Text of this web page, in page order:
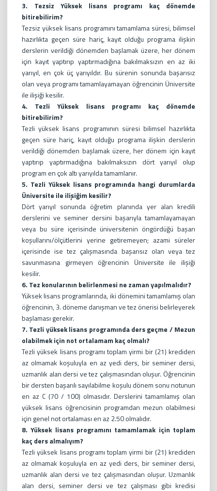
3. Tezsiz Yüksek lisans programı kaç dönemde
bitirebilirim?
Tezsiz yüksek lisans programını tamamlama süresi, bilimsel
hazırlıkta geçen süre hariç, kayıt olduğu programa ilişkin
derslerin verildiği dönemden başlamak üzere, her dönem
için kayıt yaptırıp yaptırmadığına bakılmaksızın en az iki
yarıyıl, en çok üç yarıyıldır. Bu sürenin sonunda başarısız
olan veya programı tamamlayamayan öğrencinin Üniversite
ile ilişiği kesilir.
4. Tezli Yüksek lisans programı kaç dönemde
bitirebilirim?
Tezli yüksek lisans programının süresi bilimsel hazırlıkta
geçen süre hariç, kayıt olduğu programa ilişkin derslerin
verildiği dönemden başlamak üzere, her dönem için kayıt
yaptırıp yaptırmadığına bakılmaksızın dört yarıyıl olup
program en çok altı yarıyılda tamamlanır.
5. Tezli Yüksek lisans programında hangi durumlarda
Üniversite ile ilişiğim kesilir?
Dört yarıyıl sonunda öğretim planında yer alan kredili
derslerini ve seminer dersini başarıyla tamamlayamayan
veya bu süre içerisinde üniversitenin öngördüğü başarı
koşullarını/ölçütlerini yerine getiremeyen; azami süreler
içerisinde ise tez çalışmasında başarısız olan veya tez
savunmasına girmeyen öğrencinin Üniversite ile ilişiği
kesilir.
6. Tez konularının belirlenmesi ne zaman yapılmalıdır?
Yüksek lisans programlarında, iki dönemini tamamlamış olan
öğrencinin, 3. döneme danışman ve tez önerisi belirleyerek
başlaması gerekir.
7. Tezli yüksek lisans programında ders geçme / Mezun
olabilmek için not ortalamam kaç olmalı?
Tezli yüksek lisans programı toplam yirmi bir (21) krediden
az olmamak koşuluyla en az yedi ders, bir seminer dersi,
uzmanlık alan dersi ve tez çalışmasından oluşur. Öğrencinin
bir dersten başarılı sayılabilme koşulu dönem sonu notunun
en az C (70 / 100) olmasıdır. Derslerini tamamlamış olan
yüksek lisans öğrencisinin programdan mezun olabilmesi
için genel not ortalaması en az 2.50 olmalıdır.
8. Yüksek lisans programını tamamlamak için toplam
kaç ders almalıyım?
Tezli yüksek lisans programı toplam yirmi bir (21) krediden
az olmamak koşuluyla en az yedi ders, bir seminer dersi,
uzmanlık alan dersi ve tez çalışmasından oluşur. Uzmanlık
alan dersi, seminer dersi ve tez çalışması gibi kredisi